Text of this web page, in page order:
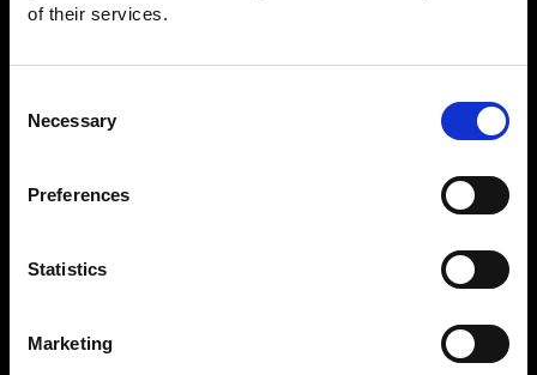
of their services.
Selection
Necessary
Preferences
Statistics
Marketing
のないライトシェーピングを実現でき、ブランド
す。